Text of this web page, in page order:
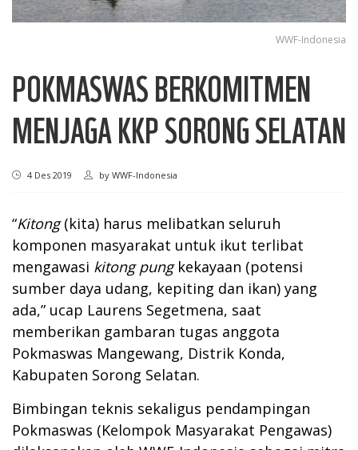
WWF-Indonesia
POKMASWAS BERKOMITMEN
MENJAGA KKP SORONG SELATAN
4 Des 2019 by WWF-Indonesia
“Kitong(kita) harus melibatkan seluruh
komponen masyarakat untuk ikut terlibat
mengawasi kitong pungkekayaan (potensi
sumber daya udang, kepiting dan ikan) yang
ada,” ucap Laurens Segetmena, saat
memberikan gambaran tugas anggota
Pokmaswas Mangewang, Distrik Konda,
Kabupaten Sorong Selatan.
Bimbingan teknis sekaligus pendampingan
Pokmaswas (Kelompok Masyarakat Pengawas)